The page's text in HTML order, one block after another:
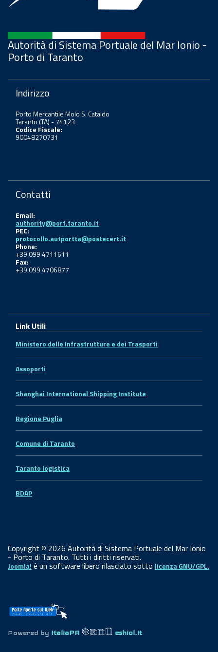
Autorità di Sistema Portuale del Mar Ionio -
Porto di Taranto
Indirizzo
Porto Mercantile Molo S. Cataldo
Taranto (TA) - 74123
Codice Fiscale:
90048270731
Contatti
Email:
authority@port.taranto.it
PEC:
protocollo.autportta@postecert.it
Phone:
+39 099 4711611
Fax:
+39 099 4706877
Link Utili
Ministero delle Infrastrutture e dei Trasporti
Assoporti
Shanghai International Shipping Institute
Regione Puglia
Comune di Taranto
Taranto logistica
BDAP
Copyright © 2026 Autorità di Sistema Portuale del Mar Ionio
- Porto di Taranto. Tutti i diritti riservati.
Joomla! è un software libero rilasciato sotto licenza GNU/GPL.
Powered by ItaliaPA eshiol.it